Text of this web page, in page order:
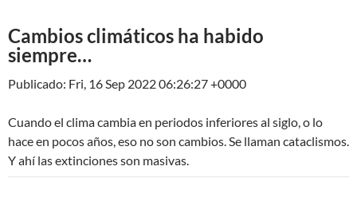
Cambios climáticos ha habido
siempre…
Publicado: Fri, 16 Sep 2022 06:26:27 +0000
Cuando el clima cambia en periodos inferiores al siglo, o lo
hace en pocos años, eso no son cambios. Se llaman cataclismos.
Y ahí las extinciones son masivas.